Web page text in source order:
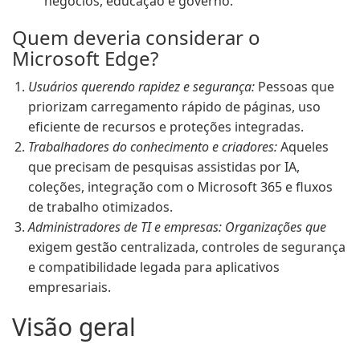
Quem deveria considerar o
Microsoft Edge?
Usuários querendo rapidez e segurança: Pessoas que
priorizam carregamento rápido de páginas, uso
eficiente de recursos e proteções integradas.
Trabalhadores do conhecimento e criadores:Aqueles
que precisam de pesquisas assistidas por IA,
coleções, integração com o Microsoft 365 e fluxos
de trabalho otimizados.
Administradores de TI e empresas: Organizações que
exigem gestão centralizada, controles de segurança
e compatibilidade legada para aplicativos
empresariais.
Visão geral